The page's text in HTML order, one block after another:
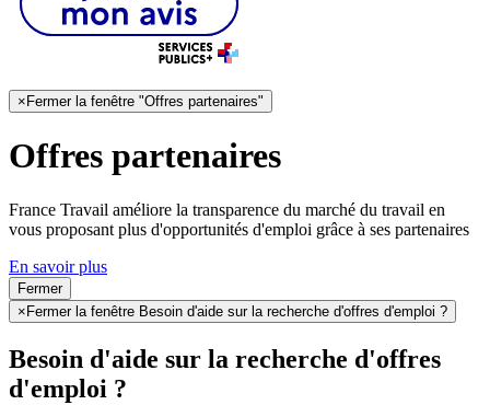
× Fermer la fenêtre "Offres partenaires"
Offres partenaires
France Travail améliore la transparence du marché du travail en
vous proposant plus d'opportunités d'emploi grâce à ses partenaires
En savoir plus
Fermer
× Fermer la fenêtre Besoin d'aide sur la recherche d'offres d'emploi ?
Besoin d'aide sur la recherche d'offres
d'emploi ?